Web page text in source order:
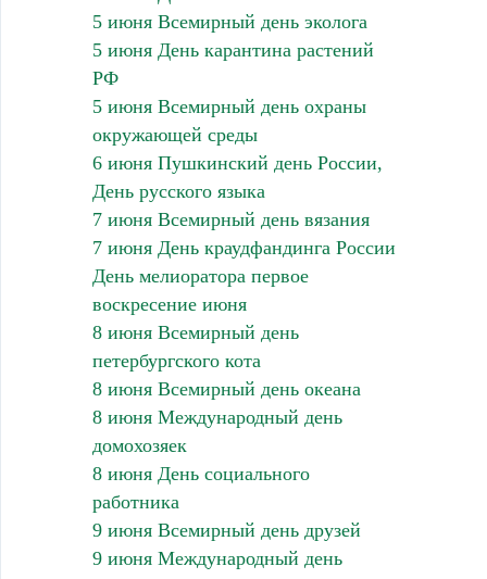
5 июня Всемирный день эколога
5 июня День карантина растений
РФ
5 июня Всемирный день охраны
окружающей среды
6 июня Пушкинский день России,
День русского языка
7 июня Всемирный день вязания
7 июня День краудфандинга России
День мелиоратора первое
воскресение июня
8 июня Всемирный день
петербургского кота
8 июня Всемирный день океана
8 июня Международный день
домохозяек
8 июня День социального
работника
9 июня Всемирный день друзей
9 июня Международный день